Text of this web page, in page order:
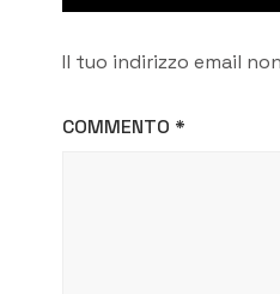
Il tuo indirizzo email
COMMENTO *